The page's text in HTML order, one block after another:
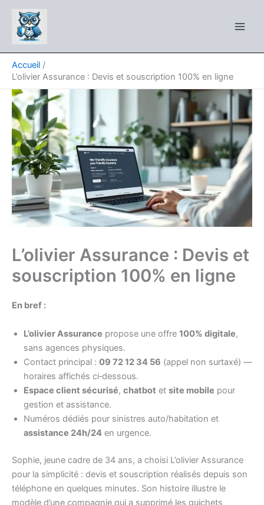
contenu
Accueil
L’olivier Assurance : Devis et souscription 100% en ligne
L’olivier Assurance : Devis et
souscription 100% en ligne
En bref :
L’olivier Assurance propose une offre 100% digitale,
sans agences physiques.
Contact principal : 09 72 12 34 56 (appel non surtaxé) —
horaires affichés ci‑dessous.
Espace client sécurisé, chatbot et site mobile pour
gestion et assistance.
Numéros dédiés pour sinistres auto/habitation et
assistance 24h/24 en urgence.
Sophie, jeune cadre de 34 ans, a choisi L’olivier Assurance
pour la simplicité : devis et souscription réalisés depuis son
téléphone en quelques minutes. Son histoire illustre le
modèle d’une compagnie qui a supprimé les guichets